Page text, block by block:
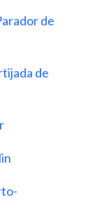
de
de